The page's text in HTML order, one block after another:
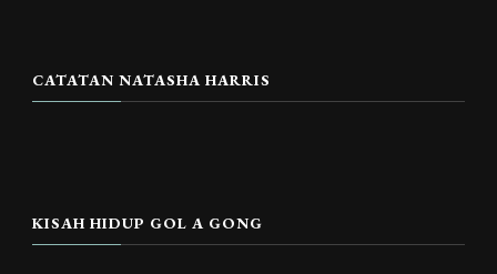
CATATAN NATASHA HARRIS
KISAH HIDUP GOL A GONG